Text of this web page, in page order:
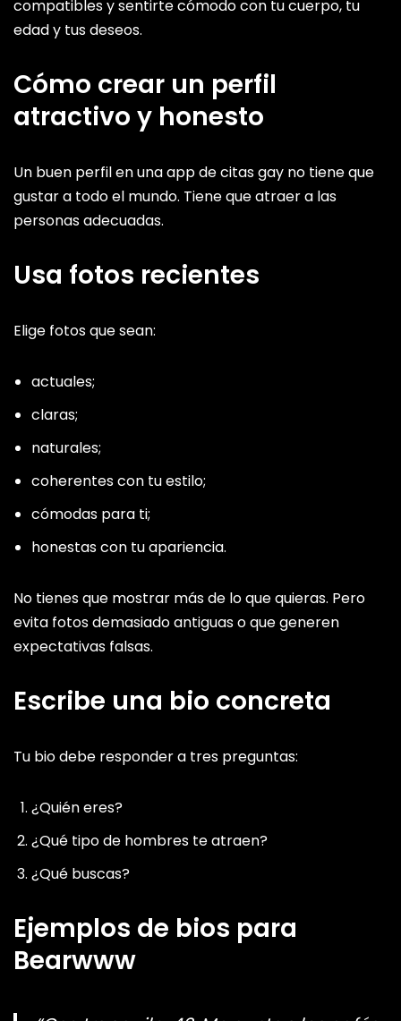
compatibles y sentirte cómodo con tu cuerpo, tu
edad y tus deseos.
Cómo crear un perfil
atractivo y honesto
Un buen perfil en una app de citas gay no tiene que
gustar a todo el mundo. Tiene que atraer a las
personas adecuadas.
Usa fotos recientes
Elige fotos que sean:
actuales;
claras;
naturales;
coherentes con tu estilo;
cómodas para ti;
honestas con tu apariencia.
No tienes que mostrar más de lo que quieras. Pero
evita fotos demasiado antiguas o que generen
expectativas falsas.
Escribe una bio concreta
Tu bio debe responder a tres preguntas:
¿Quién eres?
¿Qué tipo de hombres te atraen?
¿Qué buscas?
Ejemplos de bios para
Bearwww